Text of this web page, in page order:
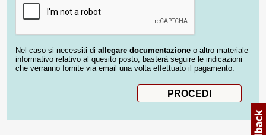
Nel caso si necessiti di allegare documentazione o altro materiale
informativo relativo al quesito posto, basterà seguire le indicazioni
che verranno fornite via email una volta effettuato il pagamento.